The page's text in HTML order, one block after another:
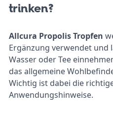
trinken?
Allcura Propolis Tropfen
Ergänzung verwendet und
Wasser oder Tee
das allgemeine
Wichtig ist dabei die
Anwendungshinweise.